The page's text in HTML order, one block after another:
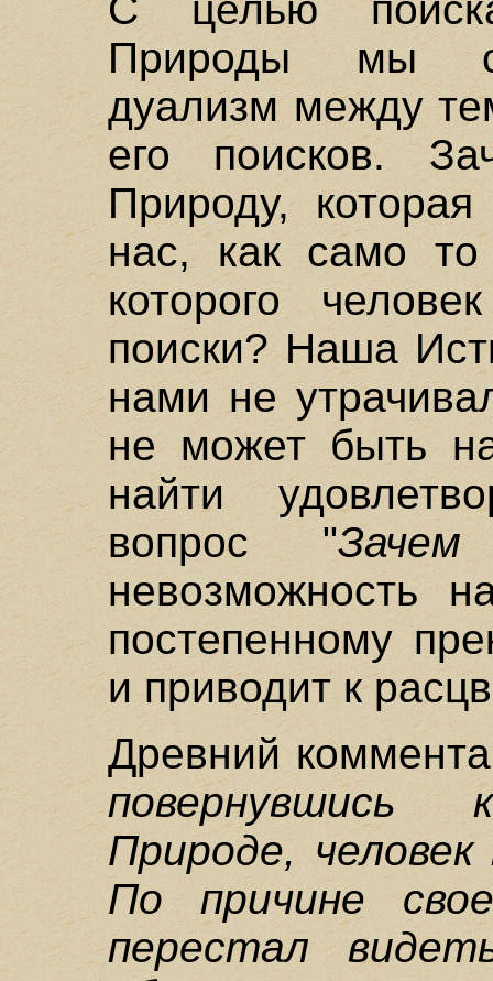
Природы мы
дуализм между
его поисков.
Природу, которая
нас, как само
которого
поиски? Наша
нами не
не может быть
найти
вопрос "
невозможность
постепенному
и приводит к
Древний
Природе,
По причине
перестал